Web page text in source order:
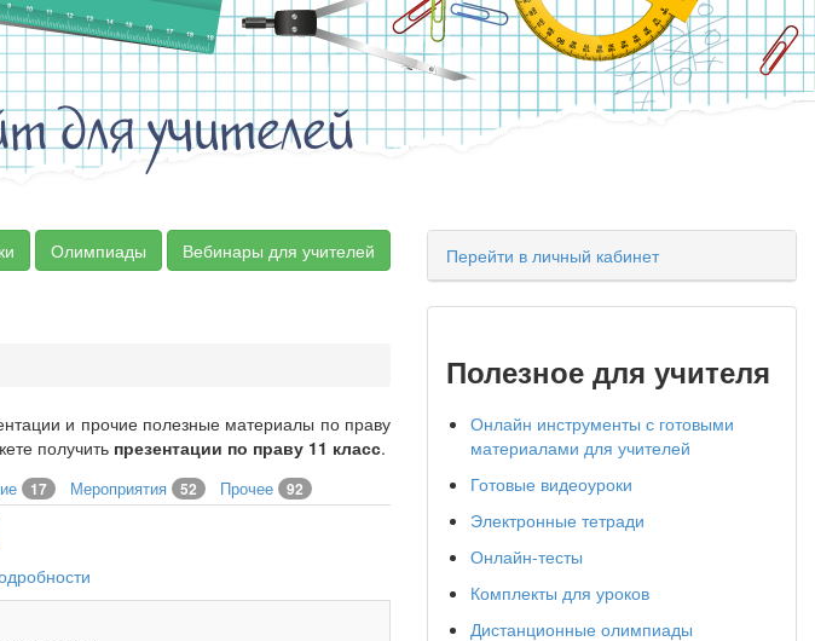
для учителей
Олимпиады Вебинары для учителей
и прочие полезные материалы по праву
получить презентации по праву 11 класс.
17 Мероприятия 52 Прочее 92
Перейти в личный кабинет
Полезное для учителя
Онлайн инструменты с готовыми
материалами для учителей
Готовые видеоуроки
Электронные тетради
Онлайн-тесты
Комплекты для уроков
Дистанционные олимпиады